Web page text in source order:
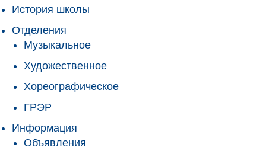
История школы
Отделения
Музыкальное
Художественное
Хореографическое
ГРЭР
Информация
Объявления